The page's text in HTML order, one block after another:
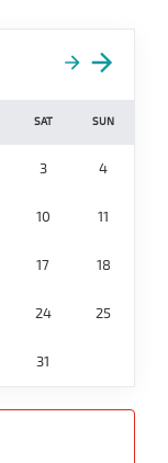
SAT SUN
3 4
10 11
17 18
24 25
31